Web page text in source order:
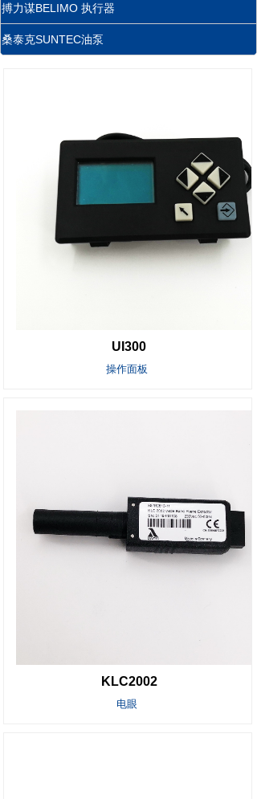
搏力谋BELIMO 执行器
桑泰克SUNTEC油泵
UI300
操作面板
KLC2002
电眼